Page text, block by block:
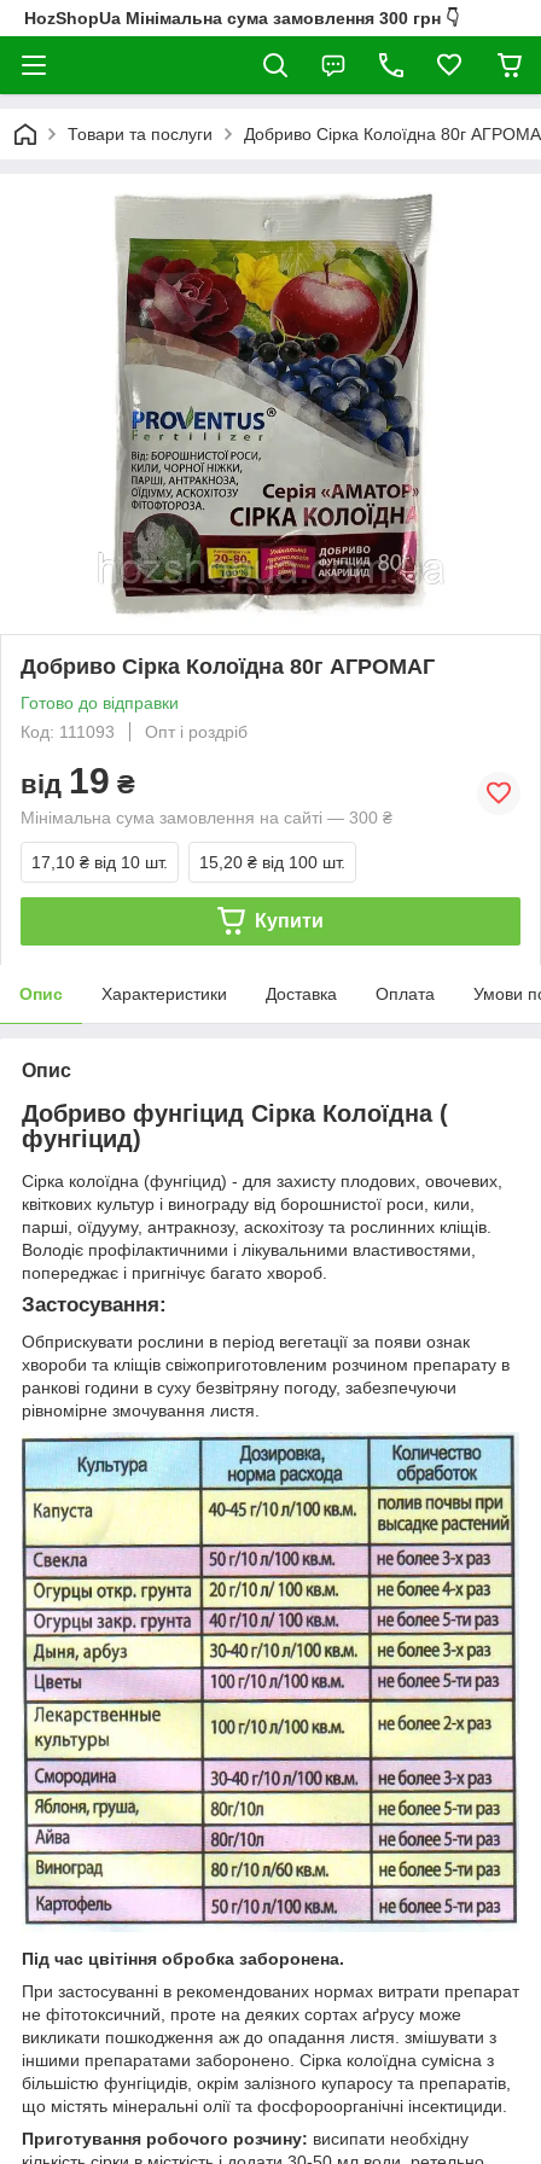
HozShopUa Мінімальна сума замовлення 300 грн 👇
Товари та послуги Добриво Сірка Колоїдна 80г
Добриво Сірка Колоїдна 80г АГРОМАГ
Готово до відправки
Код: 111093
Опт і роздріб
від 19 ₴
Мінімальна сума замовлення на сайті — 300 ₴
17,10 ₴ від 10 шт. 15,20 ₴ від 100 шт.
Купити
Опис Характеристики Доставка Оплата Умови
Опис
Добриво фунгіцид Сірка Колоїдна (
фунгіцид)
Сірка колоїдна (фунгіцид) - для захисту плодових, овочевих,
квіткових культур і винограду від борошнистої роси, кили,
парші, оїдууму, антракнозу, аскохітозу та рослинних кліщів.
Володіє профілактичними і лікувальними властивостями,
попереджає і пригнічує багато хвороб.
Застосування:
Обприскувати рослини в період вегетації за появи ознак
хвороби та кліщів свіжоприготовленим розчином препарату в
ранкові години в суху безвітряну погоду, забезпечуючи
рівномірне змочування листя.
Під час цвітіння обробка заборонена.
При застосуванні в рекомендованих нормах витрати препарат
не фітотоксичний, проте на деяких сортах аґрусу може
викликати пошкодження аж до опадання листя. змішувати з
іншими препаратами заборонено. Сірка колоїдна сумісна з
більшістю фунгіцидів, окрім залізного купаросу та препаратів,
що містять мінеральні олії та фосфороорганічні інсектициди.
Приготування робочого розчину: висипати необхідну